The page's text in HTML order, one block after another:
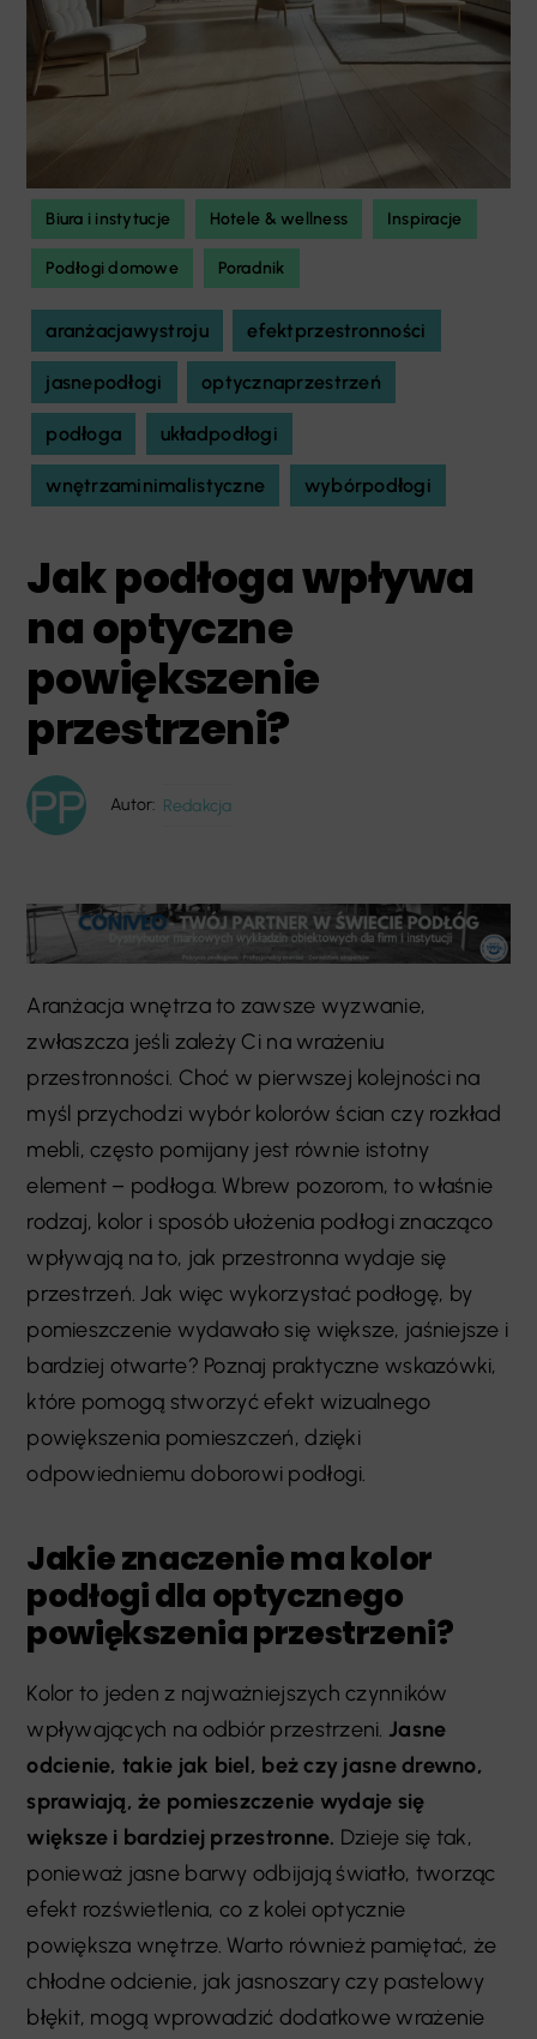
Biura i instytucje Hotele & wellness Inspiracje
Podłogi domowe Poradnik
aranżacjawystroju efektprzestronności
jasnepodłogi optycznaprzestrzeń
podłoga układpodłogi
wnętrzaminimalistyczne wybórpodłogi
Jak podłoga wpływa
na optyczne
powiększenie
przestrzeni?
Autor: Redakcja
Aranżacja wnętrza to zawsze wyzwanie,
zwłaszcza jeśli zależy Ci na wrażeniu
przestronności. Choć w pierwszej kolejności na
myśl przychodzi wybór kolorów ścian czy rozkład
mebli, często pomijany jest równie istotny
element – podłoga. Wbrew pozorom, to właśnie
rodzaj, kolor i sposób ułożenia podłogi znacząco
wpływają na to, jak przestronna wydaje się
przestrzeń. Jak więc wykorzystać podłogę, by
pomieszczenie wydawało się większe, jaśniejsze i
bardziej otwarte? Poznaj praktyczne wskazówki,
które pomogą stworzyć efekt wizualnego
powiększenia pomieszczeń, dzięki
odpowiedniemu doborowi podłogi.
Jakie znaczenie ma kolor
podłogi dla optycznego
powiększenia przestrzeni?
Kolor to jeden z najważniejszych czynników
wpływających na odbiór przestrzeni. Jasne
odcienie, takie jak biel, beż czy jasne drewno,
sprawiają, że pomieszczenie wydaje się
większe i bardziej przestronne. Dzieje się tak,
ponieważ jasne barwy odbijają światło, tworząc
efekt rozświetlenia, co z kolei optycznie
powiększa wnętrze. Warto również pamiętać, że
chłodne odcienie, jak jasnoszary czy pastelowy
błękit, mogą wprowadzić dodatkowe wrażenie